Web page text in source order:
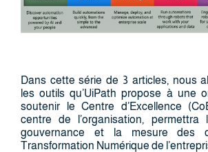
Dans cette série de 3 articles, nous
les outils qu’UiPath propose à une
soutenir le Centre d’Excellence
centre de l’organisation, permettra
gouvernance et la mesure des
Transformation Numérique de